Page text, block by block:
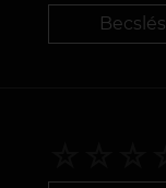
Becslés